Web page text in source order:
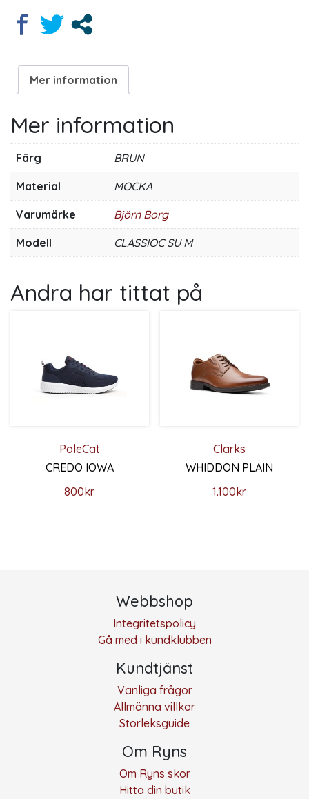
Mer information
Mer information
Färg BRUN
Material MOCKA
Varumärke Björn Borg
Modell CLASSIOC SU M
Andra har tittat på
PoleCat
CREDO IOWA
800kr
Clarks
WHIDDON PLAIN
1.100kr
Webbshop
Integritetspolicy
Gå med i kundklubben
Kundtjänst
Vanliga frågor
Allmänna villkor
Storleksguide
Om Ryns
Om Ryns skor
Hitta din butik